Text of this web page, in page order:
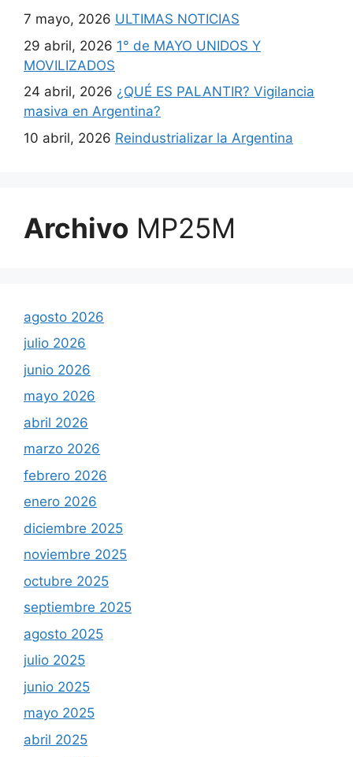
7 mayo, 2026 ULTIMAS NOTICIAS
29 abril, 2026 1° de MAYO UNIDOS Y
MOVILIZADOS
24 abril, 2026 ¿QUÉ ES PALANTIR? Vigilancia
masiva en Argentina?
10 abril, 2026 Reindustrializar la Argentina
Archivo MP25M
agosto 2026
julio 2026
junio 2026
mayo 2026
abril 2026
marzo 2026
febrero 2026
enero 2026
diciembre 2025
noviembre 2025
octubre 2025
septiembre 2025
agosto 2025
julio 2025
junio 2025
mayo 2025
abril 2025